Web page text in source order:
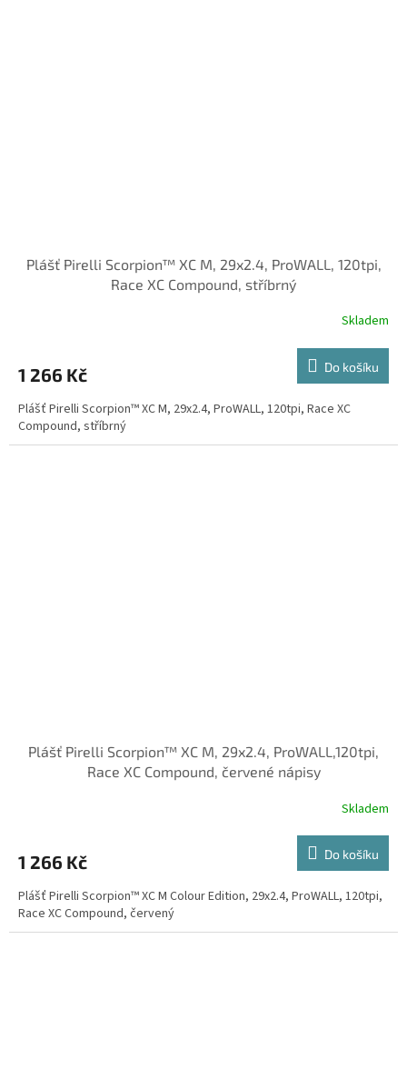
Plášť Pirelli Scorpion™ XC M, 29x2.4, ProWALL, 120tpi,
Race XC Compound, stříbrný
Skladem
1 266 Kč Do košíku
Plášť Pirelli Scorpion™ XC M, 29x2.4, ProWALL, 120tpi, Race XC
Compound, stříbrný
Plášť Pirelli Scorpion™ XC M, 29x2.4, ProWALL,120tpi,
Race XC Compound, červené nápisy
Skladem
1 266 Kč Do košíku
Plášť Pirelli Scorpion™ XC M Colour Edition, 29x2.4, ProWALL, 120tpi,
Race XC Compound, červený